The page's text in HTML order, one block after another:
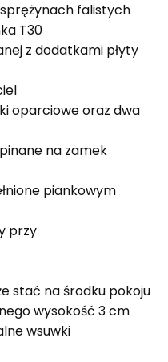
falistych
T30
z dodatkami płyty
oparciowe oraz dwa
na zamek
piankowym
przy
stać na środku pokoju
wysokość 3 cm
wsuwki